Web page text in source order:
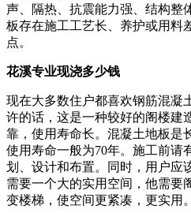
声、隔热、抗震能力强、结构整
板存在施工工艺长、养护或用料
点。
花溪专业现浇多少钱
现在大多数住户都喜欢钢筋混凝
许的话，这是一种较好的阁楼建
靠，使用寿命长。混凝土地板是
使用寿命一般为70年。施工前请
划、设计和布置。同时，用户应
需要一个大的实用空间，他需要
变楼梯，使空间更紧凑，更实用。